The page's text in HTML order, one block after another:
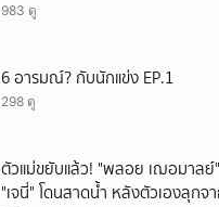
983 ดู
6 อารมณ์? กับนักแข่ง EP.1
298 ดู
ตัวแม่ขยับแล้ว! "พลอย เฌอมาลย์
"เจนี่" โดนสาดน้ำ หลังตัวเองลุกจา